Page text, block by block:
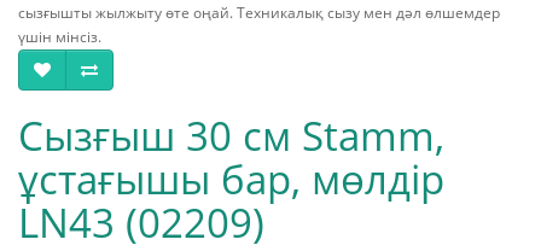
сызғышты жылжыту өте оңай. Техникалық сызу мен дәл өлшемдер
үшін мінсіз.
Сызғыш 30 см Stamm,
ұстағышы бар, мөлдір
LN43 (02209)